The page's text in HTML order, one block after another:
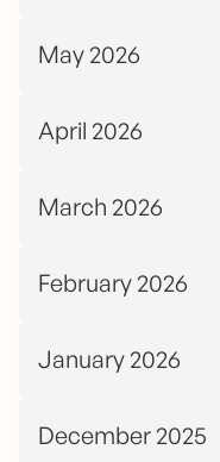
May 2026
April 2026
March 2026
February 2026
January 2026
December 2025